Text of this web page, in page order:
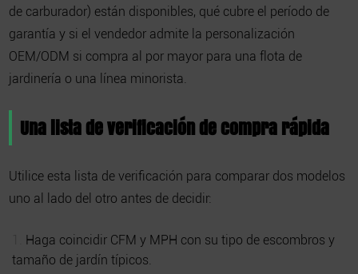
de carburador) están disponibles, qué cubre el período de
garantía y si el vendedor admite la personalización
OEM/ODM si compra al por mayor para una flota de
jardinería o una línea minorista.
Una lista de verificación de compra rápida
Utilice esta lista de verificación para comparar dos modelos
uno al lado del otro antes de decidir:
Haga coincidir CFM y MPH con su tipo de escombros y
tamaño de jardín típicos.